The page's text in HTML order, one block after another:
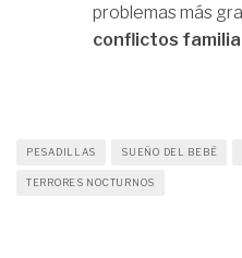
problemas más
conflictos
PESADILLAS SUEÑO DEL BEBÉ
TERRORES NOCTURNOS